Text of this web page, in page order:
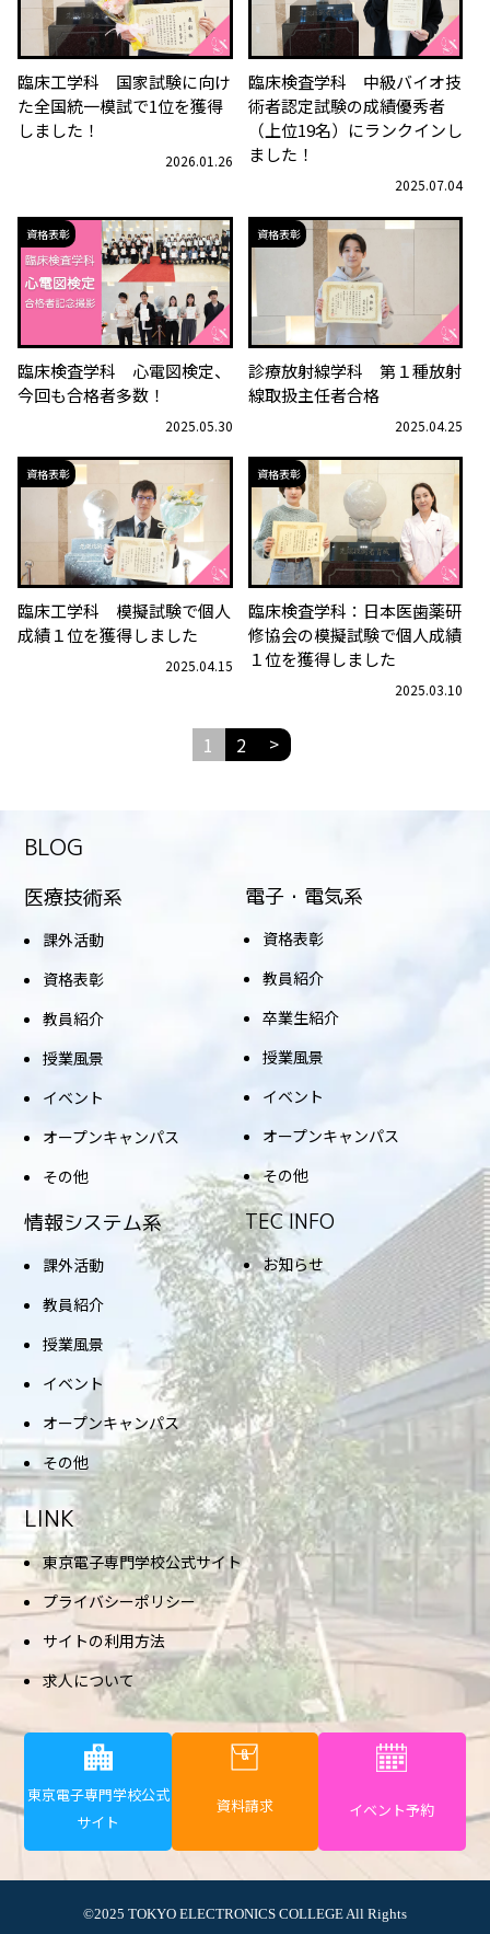
臨床工学科 国家試験に向け
た全国統一模試で1位を獲得
しました！
2026.01.26
臨床検査学科 中級バイオ技
術者認定試験の成績優秀者
（上位19名）にランクインし
ました！
2025.07.04
資格表彰
臨床検査学科 心電図検定、
今回も合格者多数！
2025.05.30
資格表彰
診療放射線学科 第１種放射
線取扱主任者合格
2025.04.25
資格表彰
臨床工学科 模擬試験で個人
成績１位を獲得しました
2025.04.15
資格表彰
臨床検査学科：日本医歯薬研
修協会の模擬試験で個人成績
１位を獲得しました
2025.03.10
ー
1 2 >
BLOG
医療技術系
課外活動
資格表彰
教員紹介
授業風景
イベント
オープンキャンパス
その他
情報システム系
課外活動
教員紹介
授業風景
イベント
オープンキャンパス
その他
電子・電気系
資格表彰
教員紹介
卒業生紹介
授業風景
イベント
オープンキャンパス
その他
TEC INFO
お知らせ
LINK
東京電子専門学校公式サイト
プライバシーポリシー
サイトの利用方法
求人について
東京電子専門学校公式
サイト
資料請求 イベント予約
©2025 TOKYO ELECTRONICS COLLEGE All Rights